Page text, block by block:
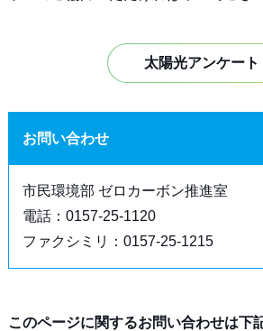
太陽光アンケート
お問い合わせ
市民環境部 ゼロカーボン推進室
電話：0157-25-1120
ファクシミリ：0157-25-1215
このページに関するお問い合わせは下